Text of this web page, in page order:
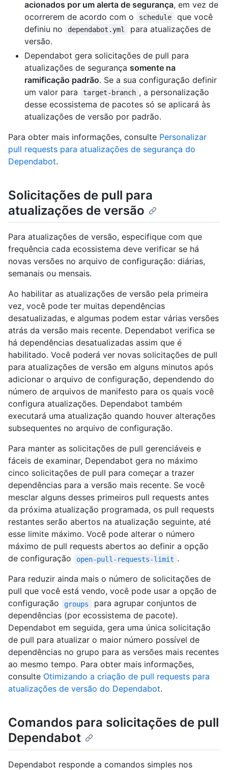
acionados por um alerta de segurança, em vez de
ocorrerem de acordo com o
schedule
que você
definiu no
dependabot.yml
para atualizações de
versão.
Dependabot gera solicitações de pull para
atualizações de segurança somente na
ramificação padrão. Se a sua configuração definir
um valor para
target-branch , a personalização
desse ecossistema de pacotes só se aplicará às
atualizações de versão por padrão.
Para obter mais informações, consulte Personalizar
pull requests para atualizações de segurança do
Dependabot.
Solicitações de pull para
atualizações de versão
Para atualizações de versão, especifique com que
frequência cada ecossistema deve verificar se há
novas versões no arquivo de configuração: diárias,
semanais ou mensais.
Ao habilitar as atualizações de versão pela primeira
vez, você pode ter muitas dependências
desatualizadas, e algumas podem estar várias versões
atrás da versão mais recente. Dependabot verifica se
há dependências desatualizadas assim que é
habilitado. Você poderá ver novas solicitações de pull
para atualizações de versão em alguns minutos após
adicionar o arquivo de configuração, dependendo do
número de arquivos de manifesto para os quais você
configura atualizações. Dependabot também
executará uma atualização quando houver alterações
subsequentes no arquivo de configuração.
Para manter as solicitações de pull gerenciáveis e
fáceis de examinar, Dependabot gera no máximo
cinco solicitações de pull para começar a trazer
dependências para a versão mais recente. Se você
mesclar alguns desses primeiros pull requests antes
da próxima atualização programada, os pull requests
restantes serão abertos na atualização seguinte, até
esse limite máximo. Você pode alterar o número
máximo de pull requests abertos ao definir a opção
de configuração
open-pull-requests-limit .
Para reduzir ainda mais o número de solicitações de
pull que você está vendo, você pode usar a opção de
configuração
groups
para agrupar conjuntos de
dependências (por ecossistema de pacote).
Dependabot em seguida, gera uma única solicitação
de pull para atualizar o maior número possível de
dependências no grupo para as versões mais recentes
ao mesmo tempo. Para obter mais informações,
consulte Otimizando a criação de pull requests para
atualizações de versão do Dependabot.
Comandos para solicitações de pull
Dependabot
Dependabot responde a comandos simples nos